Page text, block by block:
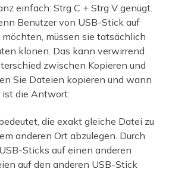
einfach: Strg C + Strg V genügt.
Benutzer von USB-Stick auf
müssen sie tatsächlich
klonen. Das kann verwirrend
zwischen Kopieren und
Sie Dateien kopieren und wann
ist die Antwort:
die exakt gleiche Datei zu
anderen Ort abzulegen. Durch
Sticks auf einen anderen
auf den anderen USB-Stick